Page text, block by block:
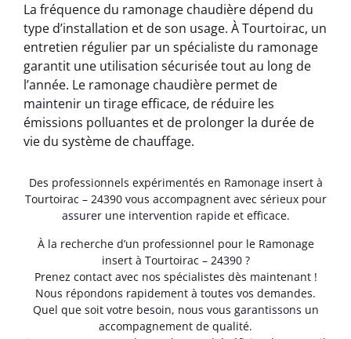
La fréquence du ramonage chaudière dépend du
type d’installation et de son usage. À Tourtoirac, un
entretien régulier par un spécialiste du ramonage
garantit une utilisation sécurisée tout au long de
l’année. Le ramonage chaudière permet de
maintenir un tirage efficace, de réduire les
émissions polluantes et de prolonger la durée de
vie du système de chauffage.
Des professionnels expérimentés en Ramonage insert à
Tourtoirac – 24390 vous accompagnent avec sérieux pour
assurer une intervention rapide et efficace.
À la recherche d’un professionnel pour le Ramonage
insert à Tourtoirac – 24390 ?
Prenez contact avec nos spécialistes dès maintenant !
Nous répondons rapidement à toutes vos demandes.
Quel que soit votre besoin, nous vous garantissons un
accompagnement de qualité.